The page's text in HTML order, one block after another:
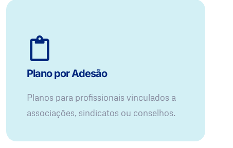
Plano por Adesão
Planos para profissionais vinculados a
associações, sindicatos ou conselhos.